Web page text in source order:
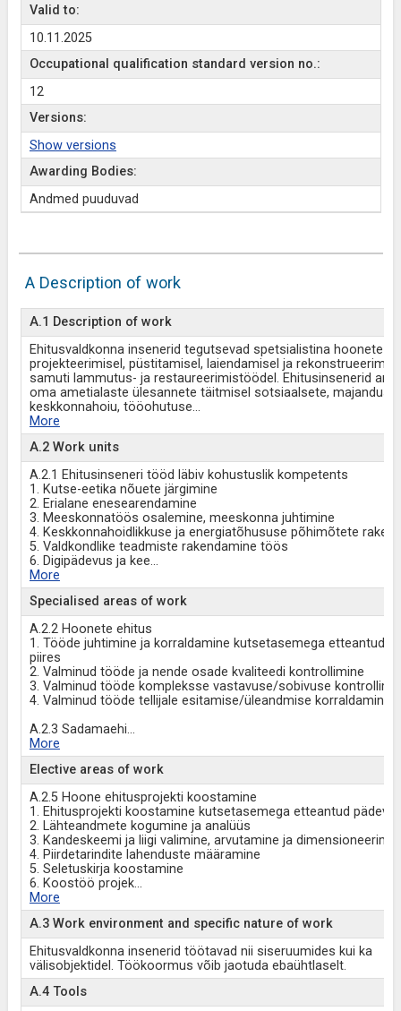
Valid to:
10.11.2025
Occupational qualification standard version no.:
12
Versions:
Show versions
Awarding Bodies:
Andmed puuduvad
A Description of work
A.1 Description of work
Ehitusvaldkonna insenerid tegutsevad spetsialistina hoonete
projekteerimisel, püstitamisel, laiendamisel ja
samuti lammutus- ja restaureerimistöödel. Ehitusinsenerid
oma ametialaste ülesannete täitmisel sotsiaalsete,
keskkonnahoiu, tööohutuse...
More
A.2 Work units
A.2.1 Ehitusinseneri tööd läbiv kohustuslik kompetents
1. Kutse-eetika nõuete järgimine
2. Erialane enesearendamine
3. Meeskonnatöös osalemine, meeskonna juhtimine
4. Keskkonnahoidlikkuse ja energiatõhususe põhimõtete
5. Valdkondlike teadmiste rakendamine töös
6. Digipädevus ja kee...
More
Specialised areas of work
A.2.2 Hoonete ehitus
1. Tööde juhtimine ja korraldamine kutsetasemega etteantud
piires
2. Valminud tööde ja nende osade kvaliteedi kontrollimine
3. Valminud tööde kompleksse vastavuse/sobivuse
4. Valminud tööde tellijale esitamise/üleandmise korraldamine
A.2.3 Sadamaehi...
More
Elective areas of work
A.2.5 Hoone ehitusprojekti koostamine
1. Ehitusprojekti koostamine kutsetasemega etteantud
2. Lähteandmete kogumine ja analüüs
3. Kandeskeemi ja liigi valimine, arvutamine ja
4. Piirdetarindite lahenduste määramine
5. Seletuskirja koostamine
6. Koostöö projek...
More
A.3 Work environment and specific nature of work
Ehitusvaldkonna insenerid töötavad nii siseruumides kui ka
välisobjektidel. Töökoormus võib jaotuda ebaühtlaselt.
A.4 Tools